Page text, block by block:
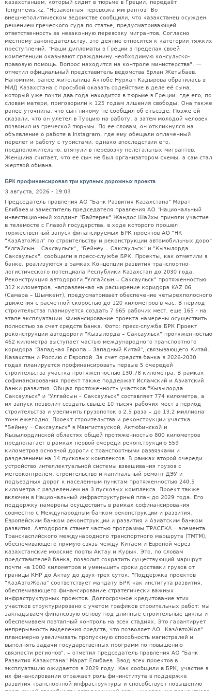
казахстанцем, который сидит в тюрьме в Греции, передаёт
Tengrinews.kz. "Незаконная перевозка мигрантов" Во
внешнеполитическом ведомстве сообщили, что казахстанец осужден
решением греческого суда по статье, предусматривающей
ответственность за незаконную перевозку мигрантов. Согласно
местному законодательству, это деяние относится к категории тяжких
преступлений. "Наши дипломаты в Греции в пределах своей
компетенции оказывают гражданину необходимую консульско-
правовую помощь. Вопрос находится на контроле министерства", —
отметил официальный представитель ведомства Ерлан Жетыбаев.
Напомним, ранее жительница Актобе Нурхан Кадырова обратилась в
МИД Казахстана с просьбой оказать содействие в деле её сына,
который уже почти два года находится в тюрьме в Греции, где его, по
словам матери, приговорили к 125 годам лишения свободы. Она также
ранее уточнила, что сын никому не сообщил об отъезде. Позже ей
сказали, что он улетел в Турцию на работу, а затем молодой человек
позвонил из греческой тюрьмы. По ее словам, он откликнулся на
объявление о работе в Instagram, где ему обещали оплаченный
перелет и работу с туристами, однако впоследствии его,
предположительно, втянули в перевозку нелегальных мигрантов.
Женщина считает, что ее сын не был организатором схемы, а сам стал
жертвой обмана.
БРК профинансировал три крупных дорожных проекта
3 августа, 2026 - 19:03
Председатель правления АО "Банк Развития Казахстана" Марат
Елибаев и заместитель председателя правления АО "Национальный
инвестиционный холдинг "Байтерек" Жандос Шайхы приняли участие
в телемосте с Главой государства, в ходе которого прошел
торжественный запуск финансируемых БРК проектов АО "НК
"КазАвтоЖол" по строительству и реконструкции автомобильных дорог
"Улгайсын – Саксаульск", "Бейнеу – Саксаульск" и "Кызылорда –
Саксаульск", сообщили в пресс-службе БРК. Проекты, как отметили в
банке, реализуются в рамках Концепции развития транспортно-
логистического потенциала Республики Казахстан до 2030 года.
Реконструкция автодороги "Улгайсын – Саксаульск" протяженностью
312 километров, направленная на расширение коридора KAZ 06
(Самара – Шымкент), предусматривает обеспечение четырехполосного
движения с расчетной скоростью до 120 километров в час. В период
строительства планируется создать 7 665 рабочих мест, еще 165 - на
этапе эксплуатации. Финансирование проекта намерены осуществить
полностью за счет средств банка. Фото: пресс-служба БРК Проект
реконструкции автодороги "Кызылорда – Саксаульск" протяженностью
462 километра выступает частью международного транспортного
коридора "Западная Европа – Западный Китай", связывающего Китай,
Казахстан и Россию с Европой. За счет средств банка в 2026-2030
годах планируется профинансировать первые 5 очередей
строительства участка протяженностью 130,78 километра. В рамках
софинансирования проект также поддержат Исламский и Азиатский
банки развития. Общая протяженность участков "Кызылорда –
Саксаульск" и "Улгайсын – Саксаульск" составляет 774 километра, а
их запуск позволит создать свыше 10 тысяч рабочих мест в период
строительства и увеличить грузопоток в 2,5 раза – до 13,2 миллиона
тонн ежегодно. Проект строительства и реконструкции участка
"Бейнеу – Саксаульск" в Мангистауской, Актюбинской и
Кызылординской областях общей протяженностью 800 километров
предполагает в рамках первой очереди реконструкцию 559
километров основной дороги с транспортными развязками и
разделением на 14 пусковых комплексов. В рамках второй очереди –
устройство интеллектуальной системы взвешивания грузов с
метеоконтролем, строительство и капитальный ремонт ДЭУ и
подъездных дорог к населенным пунктам протяженностью 240,5
километра с разделением на 3 пусковых комплекса. Проект также
включен в Национальный инфраструктурный план до 2029 года. Его
поддержку намерены осуществить в рамках софинансирования
совместно с Международным банком реконструкции и развития,
Европейским банком реконструкции и развития и Азиатским банком
развития. Автодорога станет частью программы ТРАСЕКА – элемента
Транскаспийского международного транспортного маршрута (ТМТМ),
обеспечивающего прямую связь между Китаем и Европой через
казахстанские морские порты Актау и Курык. Это, по словам
представителей банка, позволит сократить существующий маршрут
почти на 1000 километров и уменьшить сроки доставки грузов от
границы КНР до Актау до двух-трех суток. "Поддержка проектов
"КазАвтоЖола" соответствует мандату БРК как института развития,
обеспечивающего финансирование стратегически важных
инфраструктурных проектов. Долгосрочное кредитование этих
участков структурировано с учетом графиков строительных работ: мы
закладываем финансовую основу под длинные строительные циклы и
обеспечиваем поэтапный контроль на всех стадиях. Это гарантирует
непрерывность выделения средств, что позволяет АО "КазАвтоЖол"
планомерно увеличивать пропускную способность магистралей и
выполнять задачи государственных программ по повышению
связности регионов", – отметил председатель правления АО "Банк
Развития Казахстана" Марат Елибаев. Ввод всех проектов в
эксплуатацию ожидается в 2029 году. Как сообщили в БРК, участие в
их финансировании отражает роль фининститута в поддержке
развития транспортной инфраструктуры и способствует повышению